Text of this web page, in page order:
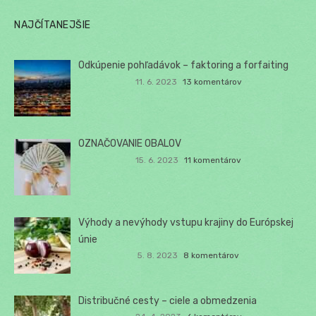
NAJČÍTANEJŠIE
Odkúpenie pohľadávok – faktoring a forfaiting
11. 6. 2023 13 komentárov
OZNAČOVANIE OBALOV
15. 6. 2023 11 komentárov
Výhody a nevýhody vstupu krajiny do Európskej
únie
5. 8. 2023 8 komentárov
Distribučné cesty – ciele a obmedzenia